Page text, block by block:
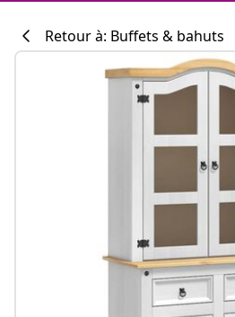
Retour à: Buffets & bahuts